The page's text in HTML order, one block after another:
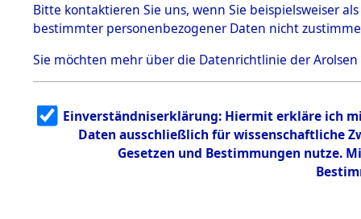
1.2.9.2
Effekten aus
dem KZ
Bayerisches
1.2.9.3
Effekten aus
dem KZ
Neuengamm
Bitte kontaktieren Sie uns, wenn Sie beispielsweiser
bestimmter personenbezogener Daten nicht
Sie möchten mehr über die Datenrichtlinie der Arolsen
Einverständniserklärung: Hiermit erkläre ich
Daten ausschließlich für wissenschaftliche
Gesetzen und Bestimmungen nutze.